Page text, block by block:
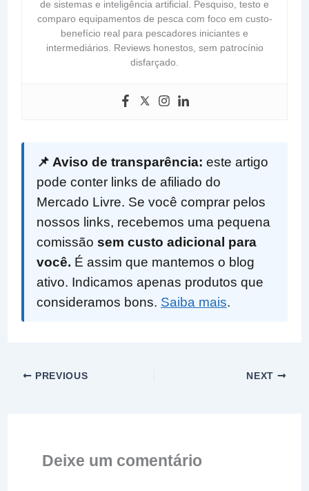
de sistemas e inteligência artificial. Pesquiso, testo e
comparo equipamentos de pesca com foco em custo-
benefício real para pescadores iniciantes e
intermediários. Reviews honestos, sem patrocínio
disfarçado.
📌 Aviso de transparência: este artigo
pode conter links de afiliado do
Mercado Livre. Se você comprar pelos
nossos links, recebemos uma pequena
comissão sem custo adicional para
você. É assim que mantemos o blog
ativo. Indicamos apenas produtos que
consideramos bons. Saiba mais.
PREVIOUS NEXT
Deixe um comentário